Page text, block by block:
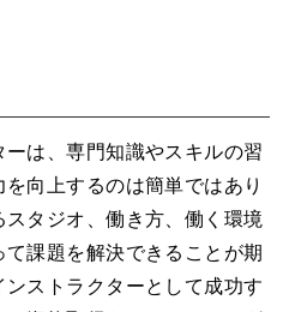
は、専門知識やスキルの習
向上するのは簡単ではあり
タジオ、働き方、働く環境
課題を解決できることが期
ストラクターとして成功す